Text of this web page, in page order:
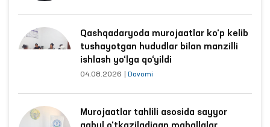
Qashqadaryoda murojaatlar ko‘p kelib
tushayotgan hududlar bilan manzilli
ishlash yo‘lga qo‘yildi
04.08.2026 Davomi
Murojaatlar tahlili asosida sayyor